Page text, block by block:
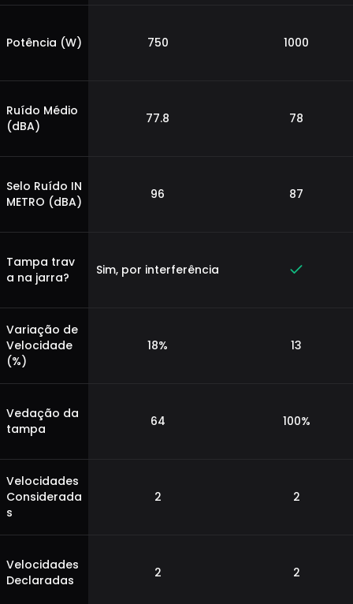
Potência (W) 750 1000
Ruído Médio
(dBA)
77.8 78
Selo Ruído IN
METRO (dBA)
96 87
Tampa trav
a na jarra?
Sim, por interferência
Variação de
Velocidade
(%)
18% 13
Vedação da
tampa
64 100%
Velocidades
Considerada
s
2 2
Velocidades
Declaradas
2 2